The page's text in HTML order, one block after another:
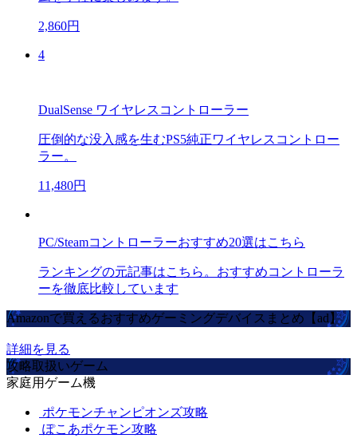
2,860円
4
DualSense ワイヤレスコントローラー
圧倒的な没入感を生むPS5純正ワイヤレスコントロー
ラー。
11,480円
PC/Steamコントローラーおすすめ20選はこちら
ランキングの元記事はこちら。おすすめコントローラ
ーを徹底比較しています
Amazonで買えるおすすめゲーミングデバイスまとめ【ad】
詳細を見る
攻略取扱いゲーム
家庭用ゲーム機
ポケモンチャンピオンズ攻略
ぽこあポケモン攻略